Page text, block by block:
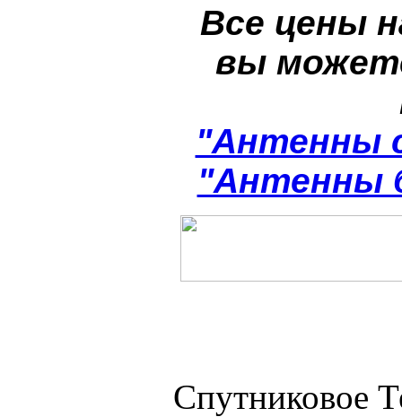
Все цены
вы
"Антенны
"Антенны
Спутниковое